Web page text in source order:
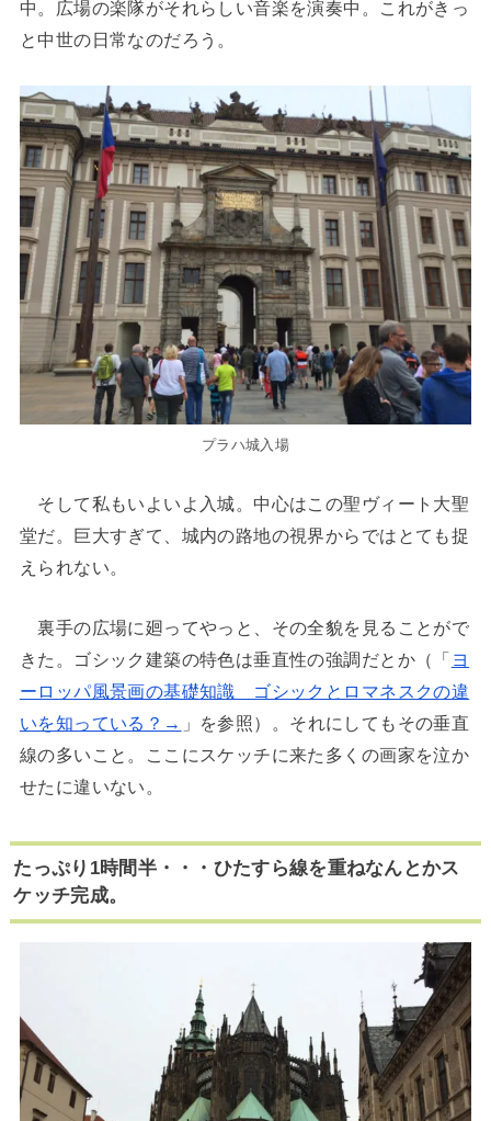
中。広場の楽隊がそれらしい音楽を演奏中。これがきっ
と中世の日常なのだろう。
プラハ城入場
そして私もいよいよ入城。中心はこの聖ヴィート大聖
堂だ。巨大すぎて、城内の路地の視界からではとても捉
えられない。
裏手の広場に廻ってやっと、その全貌を見ることがで
きた。ゴシック建築の特色は垂直性の強調だとか（「 ヨ
ーロッパ風景画の基礎知識 ゴシックとロマネスクの違
いを知っている？→ 」を参照）。それにしてもその垂直
線の多いこと。ここにスケッチに来た多くの画家を泣か
せたに違いない。
たっぷり1時間半・・・ひたすら線を重ねなんとかス
ケッチ完成。